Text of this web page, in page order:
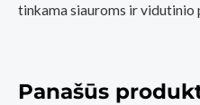
tinkama siauroms ir vidutinio
Panašūs